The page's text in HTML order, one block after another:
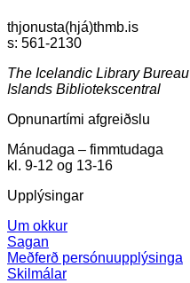
thjonusta(hjá)thmb.is
s: 561-2130
The Icelandic Library Bureau
Islands Bibliotekscentral
Opnunartími afgreiðslu
Mánudaga – fimmtudaga
kl. 9-12 og 13-16
Upplýsingar
Um okkur
Sagan
Meðferð persónuupplýsinga
Skilmálar